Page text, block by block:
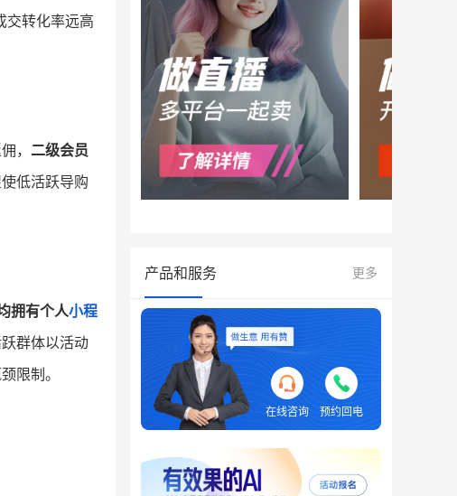
交转化率远高
， 二级会员
低活跃导购
拥有个人小程
群体以活动
限制。
产品和服务 更多
在线咨询 预约回电